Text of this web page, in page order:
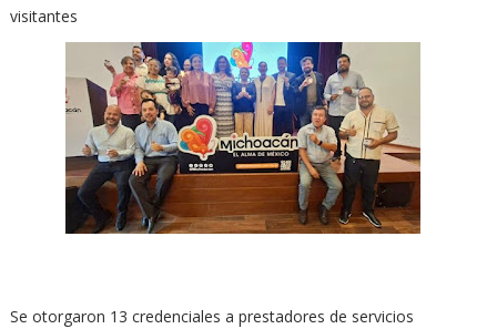
visitantes
Se otorgaron 13 credenciales a prestadores de servicios